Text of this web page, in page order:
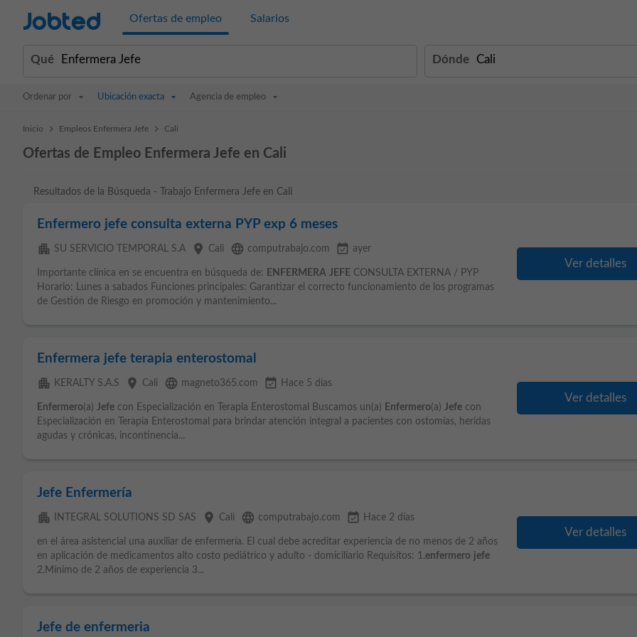
Jobted Ofertas de empleo Salarios
Qué Dónde
Ordenar por Ubicación exacta Agencia de empleo
Inicio > Empleos Enfermera Jefe > Cali
Ofertas de Empleo Enfermera Jefe en Cali
Resultados de la Búsqueda - Trabajo Enfermera Jefe en Cali
Enfermero jefe consulta externa PYP exp 6 meses
apartment SU SERVICIO TEMPORAL S.A place Cali language computrabajo.com event_available ayer
Importante clínica en se encuentra en búsqueda de: ENFERMERA JEFE CONSULTA EXTERNA / PYP
Horario: Lunes a sabados Funciones principales: Garantizar el correcto funcionamiento de los programas
de Gestión de Riesgo en promoción y mantenimiento...
Ver detalles
Enfermera jefe terapia enterostomal
apartment KERALTY S.A.S place Cali language magneto365.com event_available Hace 5 días
Enfermero(a) Jefe con Especialización en Terapia Enterostomal Buscamos un(a) Enfermero(a) Jefe con
Especialización en Terapia Enterostomal para brindar atención integral a pacientes con ostomías, heridas
agudas y crónicas, incontinencia...
Ver detalles
Jefe Enfermería
apartment INTEGRAL SOLUTIONS SD SAS place Cali language computrabajo.com event_available Hace 2 días
en el área asistencial una auxiliar de enfermería. El cual debe acreditar experiencia de no menos de 2 años
en aplicación de medicamentos alto costo pediátrico y adulto - domiciliario Requisitos: 1.enfermero jefe
2.Mínimo de 2 años de experiencia 3...
Ver detalles
Jefe de enfermeria